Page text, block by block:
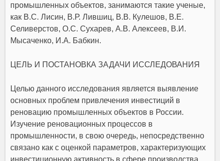
промышленных объектов, занимаются такие ученые,
как В.С. Лисин, В.Р. Лившиц, В.В. Кулешов, В.Е.
Селиверстов, О.С. Сухарев, А.В. Алексеев, В.И.
Мысаченко, И.А. Бабкин.
ЦЕЛЬ И ПОСТАНОВКА ЗАДАЧИ ИССЛЕДОВАНИЯ
Целью данного исследования является выявление
основных проблем привлечения инвестиций в
реновацию промышленных объектов в России.
Изучение реновационных процессов в
промышленности, в свою очередь, непосредственно
связано как с оценкой параметров, характеризующих
инвестиционную активность в сфере производства